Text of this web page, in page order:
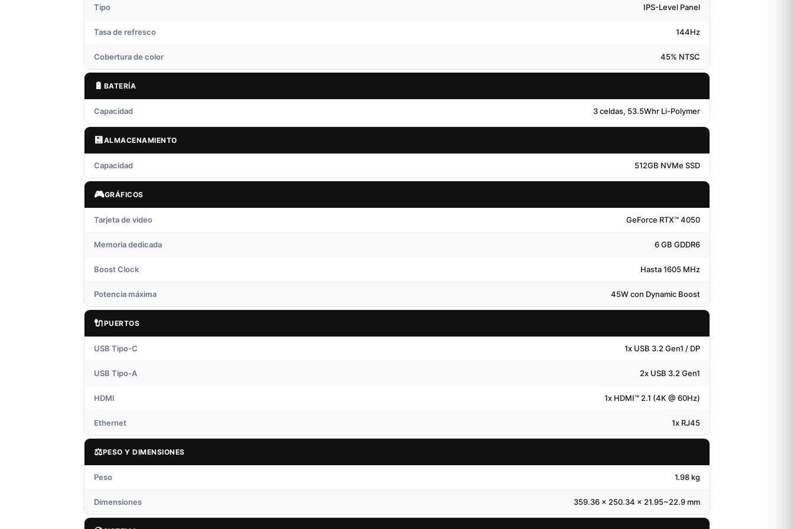
Tipo IPS-Level Panel
Tasa de refresco 144Hz
Cobertura de color 45% NTSC
🔋 BATERÍA
Capacidad 3 celdas, 53.5Whr Li-Polymer
💾ALMACENAMIENTO
Capacidad 512GB NVMe SSD
🎮GRÁFICOS
Tarjeta de video GeForce RTX™ 4050
Memoria dedicada 6 GB GDDR6
Boost Clock Hasta 1605 MHz
Potencia máxima 45W con Dynamic Boost
🔌PUERTOS
USB Tipo-C 1x USB 3.2 Gen1 / DP
USB Tipo-A 2x USB 3.2 Gen1
HDMI 1x HDMI™ 2.1 (4K @ 60Hz)
Ethernet 1x RJ45
⚖️PESO Y DIMENSIONES
Peso 1.98 kg
Dimensiones 359.36 x 250.34 x 21.95~22.9 mm